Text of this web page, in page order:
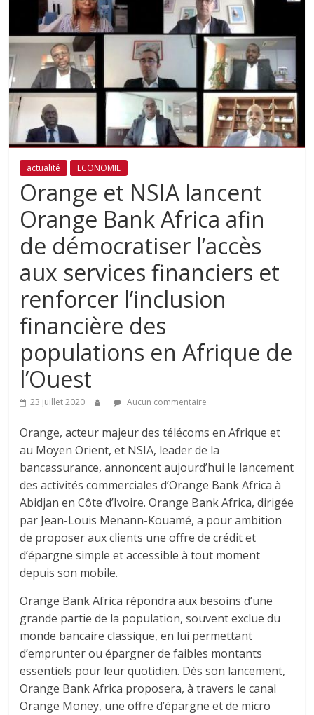
actualité ECONOMIE
Orange et NSIA lancent
Orange Bank Africa afin
de démocratiser l’accès
aux services financiers et
renforcer l’inclusion
financière des
populations en Afrique de
l’Ouest
23 juillet 2020 Aucun commentaire
Orange, acteur majeur des télécoms en Afrique et
au Moyen Orient, et NSIA, leader de la
bancassurance, annoncent aujourd’hui le lancement
des activités commerciales d’Orange Bank Africa à
Abidjan en Côte d’Ivoire. Orange Bank Africa, dirigée
par Jean-Louis Menann-Kouamé, a pour ambition
de proposer aux clients une offre de crédit et
d’épargne simple et accessible à tout moment
depuis son mobile.
Orange Bank Africa répondra aux besoins d’une
grande partie de la population, souvent exclue du
monde bancaire classique, en lui permettant
d’emprunter ou épargner de faibles montants
essentiels pour leur quotidien. Dès son lancement,
Orange Bank Africa proposera, à travers le canal
Orange Money, une offre d’épargne et de micro